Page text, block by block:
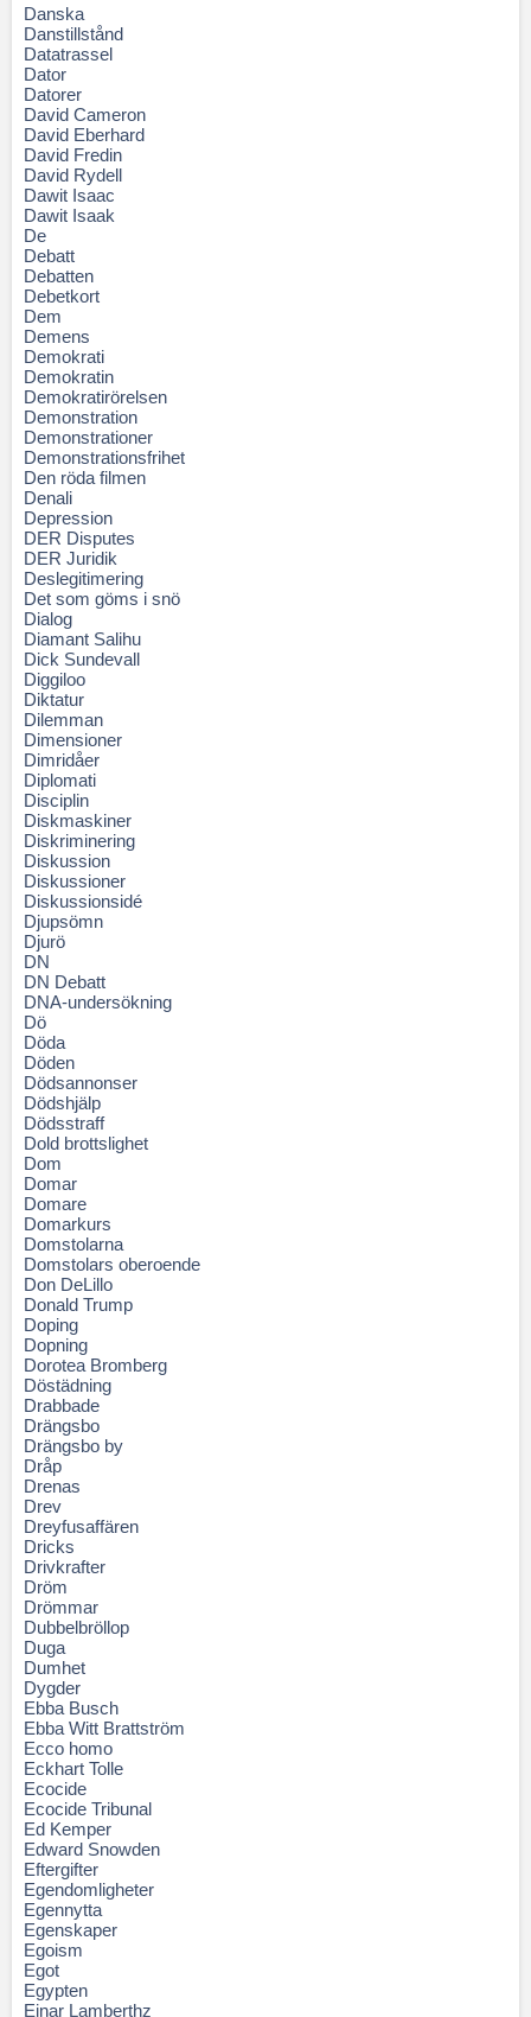
Danska
Danstillstånd
Datatrassel
Dator
Datorer
David Cameron
David Eberhard
David Fredin
David Rydell
Dawit Isaac
Dawit Isaak
De
Debatt
Debatten
Debetkort
Dem
Demens
Demokrati
Demokratin
Demokratirörelsen
Demonstration
Demonstrationer
Demonstrationsfrihet
Den röda filmen
Denali
Depression
DER Disputes
DER Juridik
Deslegitimering
Det som göms i snö
Dialog
Diamant Salihu
Dick Sundevall
Diggiloo
Diktatur
Dilemman
Dimensioner
Dimridåer
Diplomati
Disciplin
Diskmaskiner
Diskriminering
Diskussion
Diskussioner
Diskussionsidé
Djupsömn
Djurö
DN
DN Debatt
DNA-undersökning
Dö
Döda
Döden
Dödsannonser
Dödshjälp
Dödsstraff
Dold brottslighet
Dom
Domar
Domare
Domarkurs
Domstolarna
Domstolars oberoende
Don DeLillo
Donald Trump
Doping
Dopning
Dorotea Bromberg
Döstädning
Drabbade
Drängsbo
Drängsbo by
Dråp
Drenas
Drev
Dreyfusaffären
Dricks
Drivkrafter
Dröm
Drömmar
Dubbelbröllop
Duga
Dumhet
Dygder
Ebba Busch
Ebba Witt Brattström
Ecco homo
Eckhart Tolle
Ecocide
Ecocide Tribunal
Ed Kemper
Edward Snowden
Eftergifter
Egendomligheter
Egennytta
Egenskaper
Egoism
Egot
Egypten
Einar Lamberthz